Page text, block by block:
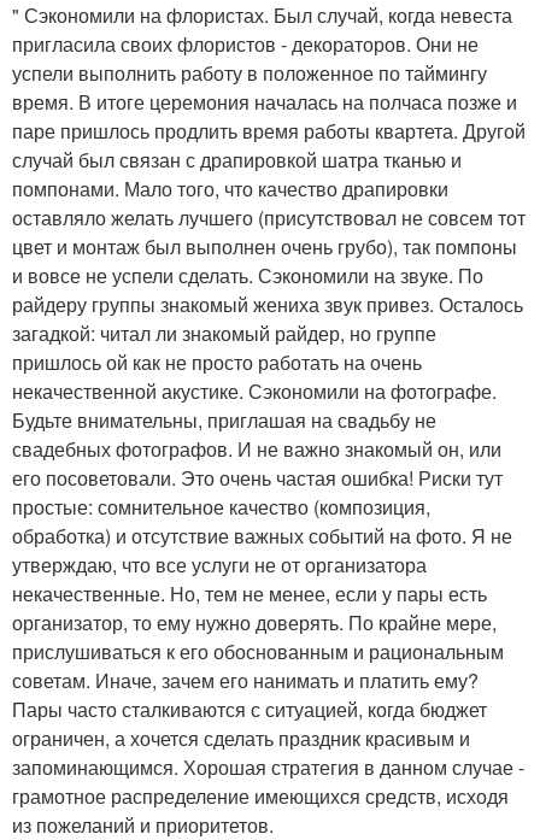
" Сэкономили на флористах. Был случай, когда невеста
пригласила своих флористов - декораторов. Они не
успели выполнить работу в положенное по таймингу
время. В итоге церемония началась на полчаса позже и
паре пришлось продлить время работы квартета. Другой
случай был связан с драпировкой шатра тканью и
помпонами. Мало того, что качество драпировки
оставляло желать лучшего (присутствовал не совсем тот
цвет и монтаж был выполнен очень грубо), так помпоны
и вовсе не успели сделать. Сэкономили на звуке. По
райдеру группы знакомый жениха звук привез. Осталось
загадкой: читал ли знакомый райдер, но группе
пришлось ой как не просто работать на очень
некачественной акустике. Сэкономили на фотографе.
Будьте внимательны, приглашая на свадьбу не
свадебных фотографов. И не важно знакомый он, или
его посоветовали. Это очень частая ошибка! Риски тут
простые: сомнительное качество (композиция,
обработка) и отсутствие важных событий на фото. Я не
утверждаю, что все услуги не от организатора
некачественные. Но, тем не менее, если у пары есть
организатор, то ему нужно доверять. По крайне мере,
прислушиваться к его обоснованным и рациональным
советам. Иначе, зачем его нанимать и платить ему?
Пары часто сталкиваются с ситуацией, когда бюджет
ограничен, а хочется сделать праздник красивым и
запоминающимся. Хорошая стратегия в данном случае -
грамотное распределение имеющихся средств, исходя
из пожеланий и приоритетов.